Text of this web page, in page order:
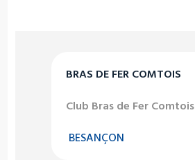
BRAS DE FER COMTOIS
Club Bras de Fer Comtois
BESANÇON